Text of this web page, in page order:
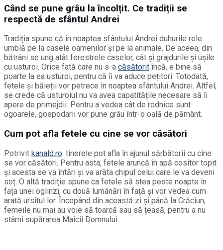
Când se pune grâu la încolțit. Ce tradiții se
respectă de sfântul Andrei
Tradiția spune că în noaptea sfântului Andrei duhurile rele
umblă pe la casele oamenilor și pe la animale. De aceea, din
bătrâni se ung atât ferestrele caselor, cât și grajdurile și ușile
cu usturoi. Orice fată care nu s-a căsătorit încă, e bine să
poarte la ea usturoi, pentru că îi va aduce pețitori. Totodată,
fetele și băieții vor petrece în noaptea sfântului Andrei. Altfel,
se crede că usturoiul nu va avea capatitățile necesare să îi
apere de primejdii. Pentru a vedea cât de rodnice sunt
ogoarele, gospodarii vor pune grâu într-o oală de pământ.
Cum pot afla fetele cu cine se vor căsători
Potrivit kanald.ro . tinerele pot afla în ajunul sărbătorii cu cine
se vor căsători. Pentru asta, fetele aruncă în apă cositor topit
și acesta se va întări și va arăta chipul celui care le va deveni
soț. O altă tradiție spune ca fetele să stea peste noapte în
fața unei oglinzi, cu două lumânări în față și vor vedea cum
arată ursitul lor. Începând din această zi și până la Crăciun,
femeile nu mai au voie să toarcă sau să țeasă, pentru a nu
stârni supărarea Maicii Domnului.